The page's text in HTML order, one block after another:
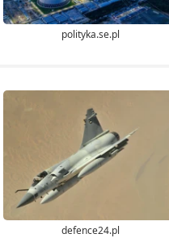
polityka.se.pl
defence24.pl